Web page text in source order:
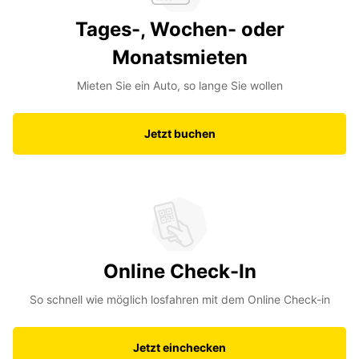
Tages-, Wochen- oder
Monatsmieten
Mieten Sie ein Auto, so lange Sie wollen
Jetzt buchen
Online Check-In
So schnell wie möglich losfahren mit dem Online Check-in
Jetzt einchecken